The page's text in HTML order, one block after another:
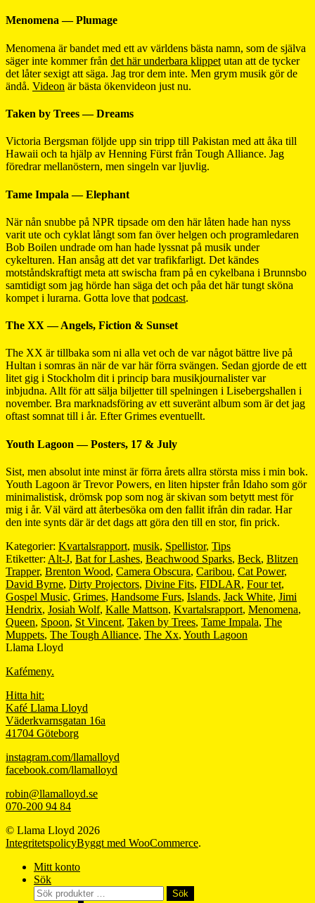
Menomena — Plumage
Menomena är bandet med ett av världens bästa namn, som de själva
säger inte kommer från det här underbara klippet utan att de tycker
det låter sexigt att säga. Jag tror dem inte. Men grym musik gör de
ändå. Videon är bästa ökenvideon just nu.
Taken by Trees — Dreams
Victoria Bergsman följde upp sin tripp till Pakistan med att åka till
Hawaii och ta hjälp av Henning Fürst från Tough Alliance. Jag
föredrar mellanöstern, men singeln var ljuvlig.
Tame Impala — Elephant
När nån snubbe på NPR tipsade om den här låten hade han nyss
varit ute och cyklat långt som fan över helgen och programledaren
Bob Boilen undrade om han hade lyssnat på musik under
cykelturen. Han ansåg att det var trafikfarligt. Det kändes
motståndskraftigt meta att swischa fram på en cykelbana i Brunnsbo
samtidigt som jag hörde han säga det och påa det här tungt sköna
kompet i lurarna. Gotta love that podcast.
The XX — Angels, Fiction & Sunset
The XX är tillbaka som ni alla vet och de var något bättre live på
Hultan i somras än när de var här förra svängen. Sedan gjorde de ett
litet gig i Stockholm dit i princip bara musikjournalister var
inbjudna. Allt för att sälja biljetter till spelningen i Lisebergshallen i
november. Bra marknadsföring av ett suveränt album som är det jag
oftast somnat till i år. Efter Grimes eventuellt.
Youth Lagoon — Posters, 17 & July
Sist, men absolut inte minst är förra årets allra största miss i min bok.
Youth Lagoon är Trevor Powers, en liten hipster från Idaho som gör
minimalistisk, drömsk pop som nog är skivan som betytt mest för
mig i år. Väl värd att återbesöka om den fallit ifrån din radar. Har
den inte synts där är det dags att göra den till en stor, fin prick.
Kategorier: Kvartalsrapport, musik, Spellistor, Tips
Etiketter: Alt-J, Bat for Lashes, Beachwood Sparks, Beck, Blitzen
Trapper, Brenton Wood, Camera Obscura, Caribou, Cat Power,
David Byrne, Dirty Projectors, Divine Fits, FIDLAR, Four tet,
Gospel Music, Grimes, Handsome Furs, Islands, Jack White, Jimi
Hendrix, Josiah Wolf, Kalle Mattson, Kvartalsrapport, Menomena,
Queen, Spoon, St Vincent, Taken by Trees, Tame Impala, The
Muppets, The Tough Alliance, The Xx, Youth Lagoon
Llama Lloyd
Kafémeny.
Hitta hit:
Kafé Llama Lloyd
Väderkvarnsgatan 16a
41704 Göteborg
instagram.com/llamalloyd
facebook.com/llamalloyd
robin@llamalloyd.se
070-200 94 84
© Llama Lloyd 2026
IntegritetspolicyByggt med WooCommerce.
Mitt konto
Sök
Sök
Sök